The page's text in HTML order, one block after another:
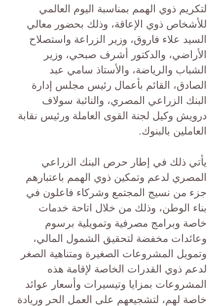
لتكريم ذوي الهمم بمناسبة اليوم العالمي
للأشخاص ذوي الإعاقة، وذلك بحضور معالي
السيد علاء فاروق، وزير الزراعة واستصلاح
الأراضي، والدكتور أشرف صبحي، وزير
الشباب والرياضة، والأستاذ سامي عبد
الصادق، القائم بأعمال رئيس مجلس إدارة
البنك الزراعي المصري، والنائبة سولاف
درويش وكيل لجنة القوى العاملة ورئيس نقابة
العاملين بالبنوك.
يأتي ذلك في إطار حرص البنك الزراعي
المصري لدعم وتمكين ذوي الهمم باعتبارهم
جزء من نسيج المجتمع وشركاء فاعلون في
بناء الوطن، وذلك من خلال اتاحة خدمات
خاصة وبرامج مصرفية وتمويلية برسوم
وعائدات مخفضة لتحقيق الشمول المالي،
وتمويل المشروعات الصغيرة ومتناهية الصغر
لدعم ذوي القدرات الخاصة لإقامة هذه
المشروعات بمزايا وتيسيرات وأسعار عوائد
خاصة لهم، لتشجيعهم على العمل الحر وريادة